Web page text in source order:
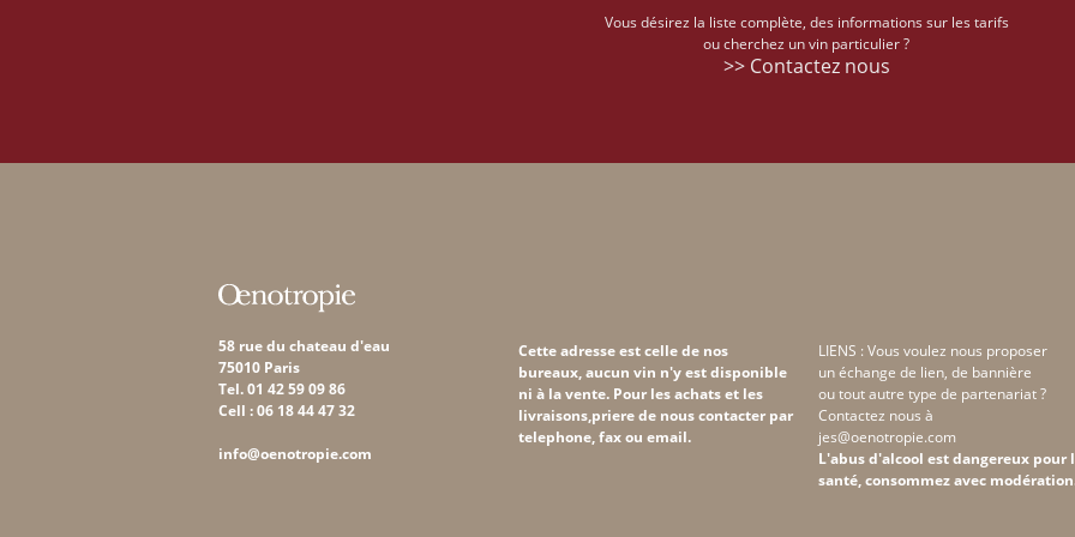
Vous désirez la liste complète, des informations sur les tarifs
ou cherchez un vin particulier ?
>> Contactez nous
58 rue du chateau d'eau
75010 Paris
Tel. 01 42 59 09 86
Cell : 06 18 44 47 32
info@oenotropie.com
Cette adresse est celle de nos
bureaux, aucun vin n'y est disponible
ni à la vente. Pour les achats et les
livraisons,priere de nous contacter par
telephone, fax ou email.
LIENS : Vous voulez nous proposer
un échange de lien, de bannière
ou tout autre type de partenariat ?
Contactez nous à
jes@oenotropie.com
L'abus d'alcool est dangereux pour
santé, consommez avec